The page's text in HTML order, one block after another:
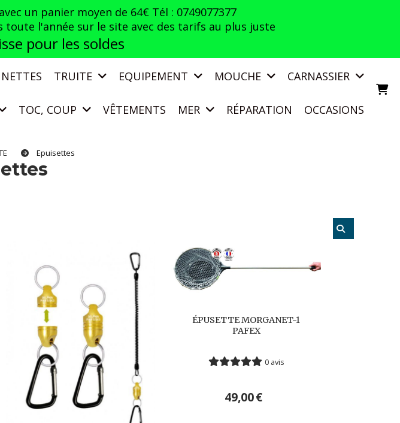
un panier moyen de 64€ Tél : 0749077377
toute l'année sur le site avec des tarifs au plus juste
pour les soldes
TRUITE EQUIPEMENT MOUCHE CARNASSIER
TOC, COUP VÊTEMENTS MER RÉPARATION OCCASIONS
Epuisettes
ÉPUSETTE MORGANET-1
PAFEX
0 avis
49,00€